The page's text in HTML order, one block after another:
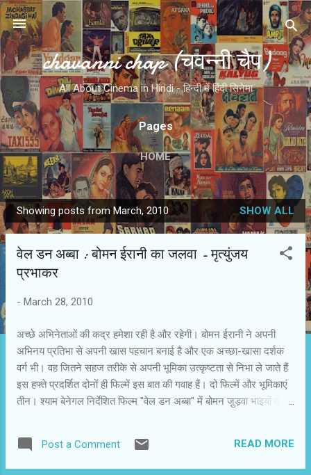
Skip to main content
chavanni chap (चवन्नी चैप)
All About Cinema in Hindi - हिन्दी में हिंदी सिनेमा
Pages
HOME
P
o
Showing posts from March, 2010 SHOW ALL
वेल डन अब्‍बा : बोमन ईरानी का जलवा - मृत्युंजय
प्रभाकर
- March 28, 2010
अच्छे अभिनेताओं की कद्र हमेशा रही है और रहेगी। बोमन ईरानी ने अपनी
अभिनय प्रतिभा से अपनी खास पहचान बनाई है और एक अच्छा-खासा दर्शक
वर्ग भी। वह जितने सहज तरीके से अपनी भूमिका उत्कृष्टता से निभा ले जाते हैं
इस हफ्ते प्रदर्शित दोनों ही फिल्में इस बात की गवाह हैं। दो फिल्में और भूमिकाएं
तीन। श्याम बेनेगल निर्देशित फिल्म "वेल डन अब्बा" में बोमन जु़ड़वा भाइयों की
देखने लायक है। बोमन के दर्शकों के लिए यह हफ्ता सच में खास है। श्याम
बेनेगल की फिल्मों में गांव और कस्बायी समाज हमेशा से प्रमुखता से रहा है।
Post a Comment READ MORE